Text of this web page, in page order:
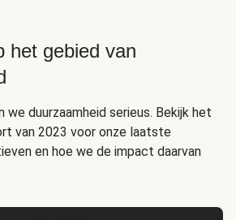
het gebied van
we duurzaamheid serieus. Bekijk het
van 2023 voor onze laatste
en hoe we de impact daarvan